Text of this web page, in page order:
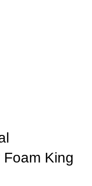
King